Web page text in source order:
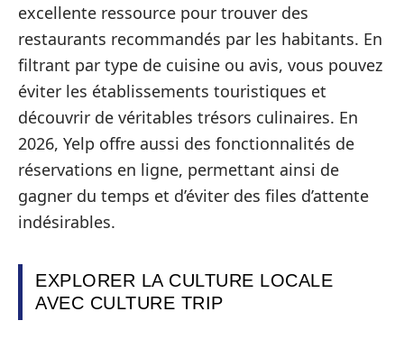
excellente ressource pour trouver des
restaurants recommandés par les habitants. En
filtrant par type de cuisine ou avis, vous pouvez
éviter les établissements touristiques et
découvrir de véritables trésors culinaires. En
2026, Yelp offre aussi des fonctionnalités de
réservations en ligne, permettant ainsi de
gagner du temps et d’éviter des files d’attente
indésirables.
EXPLORER LA CULTURE LOCALE
AVEC CULTURE TRIP